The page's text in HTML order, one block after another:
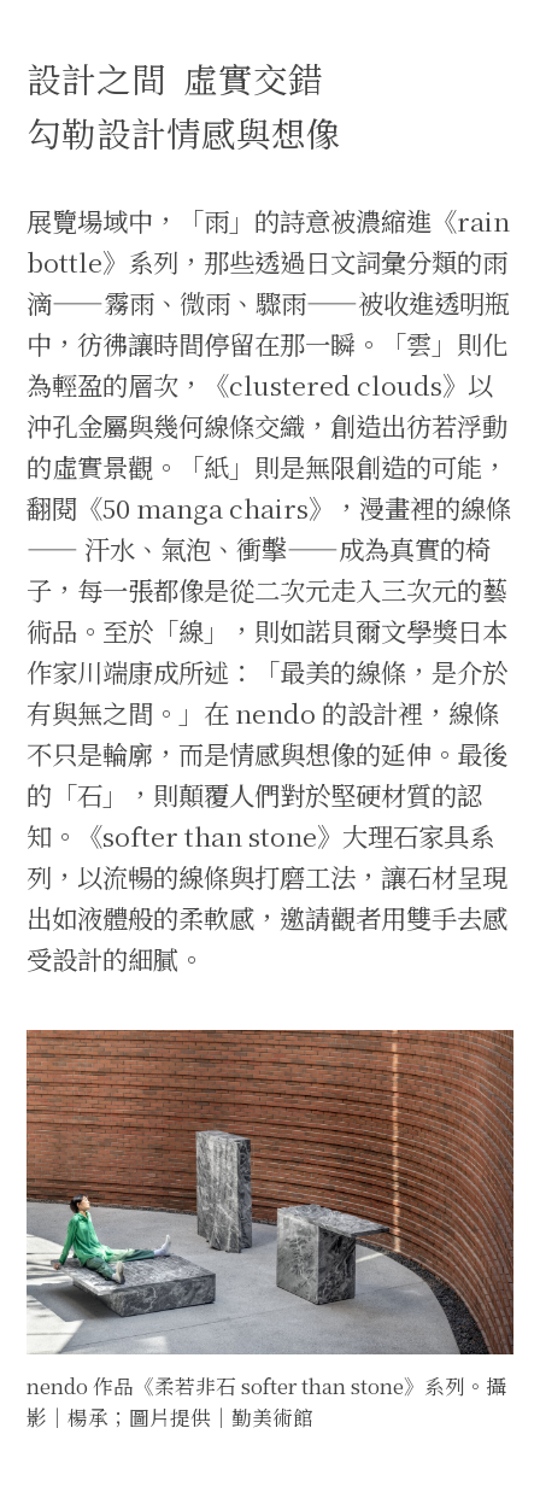
設計之間 虛實交錯
勾勒設計情感與想像
展覽場域中，「雨」的詩意被濃縮進《rain
bottle》系列，那些透過日文詞彙分類的雨
滴——霧雨、微雨、驟雨——被收進透明瓶
中，彷彿讓時間停留在那一瞬。「雲」則化
為輕盈的層次，《clustered clouds》以
沖孔金屬與幾何線條交織，創造出彷若浮動
的虛實景觀。「紙」則是無限創造的可能，
翻閱《50 manga chairs》，漫畫裡的線條
—— 汗水、氣泡、衝擊——成為真實的椅
子，每一張都像是從二次元走入三次元的藝
術品。至於「線」，則如諾貝爾文學獎日本
作家川端康成所述：「最美的線條，是介於
有與無之間。」在 nendo 的設計裡，線條
不只是輪廓，而是情感與想像的延伸。最後
的「石」，則顛覆人們對於堅硬材質的認
知。《softer than stone》大理石家具系
列，以流暢的線條與打磨工法，讓石材呈現
出如液體般的柔軟感，邀請觀者用雙手去感
受設計的細膩。
nendo 作品《柔若非石 softer than stone》系列。攝
影｜楊承；圖片提供｜勤美術館